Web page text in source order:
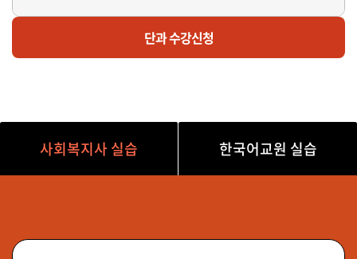
외국어로서의한국어교육실습D반(토 오후/14시~19시)
단과 수강신청
사회복지사 실습 한국어교원 실습